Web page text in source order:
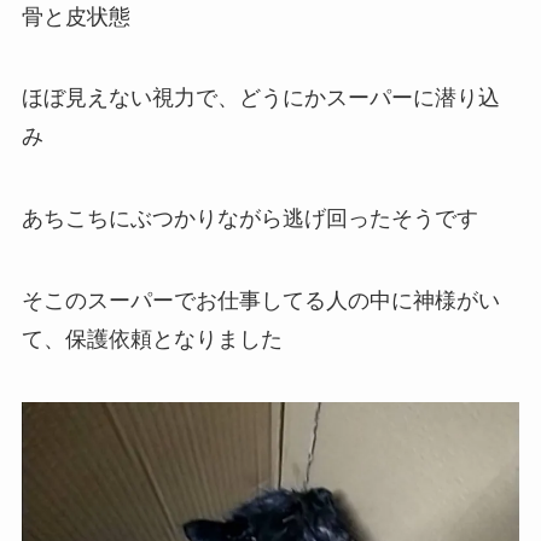
骨と皮状態
ほぼ見えない視力で、どうにかスーパーに潜り込
み
あちこちにぶつかりながら逃げ回ったそうです
そこのスーパーでお仕事してる人の中に神様がい
て、保護依頼となりました